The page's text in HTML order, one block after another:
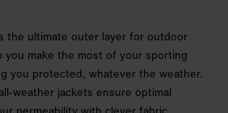
the ultimate outer layer for outdoor
you make the most of your sporting
you protected, whatever the weather.
weather jackets ensure optimal